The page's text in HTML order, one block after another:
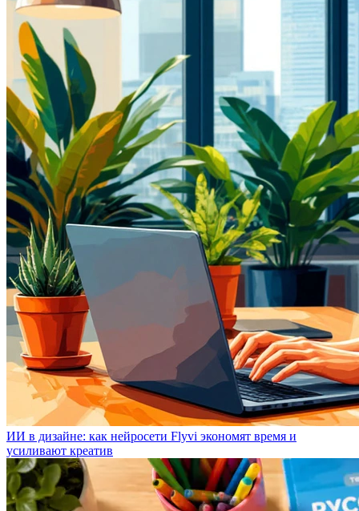
ИИ в дизайне: как нейросети Flyvi экономят время и
усиливают креатив